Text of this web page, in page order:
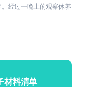
经过一晚上的观察休养
材料清单